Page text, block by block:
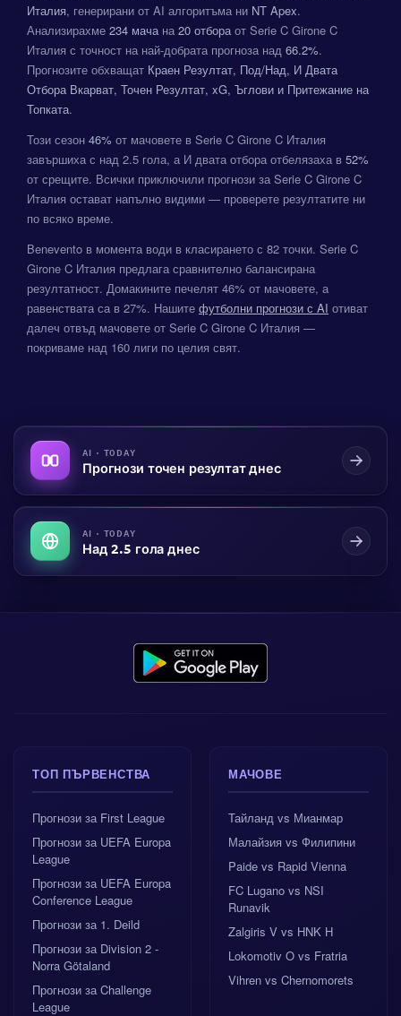
Италия, генерирани от AI алгоритъма ни NT Apex.
Анализирахме 234 мачана 20 отбораот Serie C Girone C
Италия с точност на най-добрата прогноза над 66.2%.
Прогнозите обхващат Краен Резултат, Под/Над, И Двата
Отбора Вкарват, Точен Резултат, xG, Ъглови и Притежание на
Топката.
Този сезон 46% от мачовете в Serie C Girone C Италия
завършиха с над 2.5 гола, а И двата отбора отбелязаха в 52%
от срещите. Всички приключили прогнози за Serie C Girone C
Италия остават напълно видими — проверете резултатите ни
по всяко време.
Benevento в момента води в класирането с 82 точки. Serie C
Girone C Италия предлага сравнително балансирана
резултатност. Домакините печелят 46% от мачовете, а
равенствата са в 27%. Нашите футболни прогнози с AI отиват
далеч отвъд мачовете от Serie C Girone C Италия —
покриваме над 160 лиги по целия свят.
AI · TODAY
Прогнози точен резултат днес
AI · TODAY
Над 2.5 гола днес
ТОП ПЪРВЕНСТВА
Прогнози за First League
Прогнози за UEFA Europa
League
Прогнози за UEFA Europa
Conference League
Прогнози за 1. Deild
Прогнози за Division 2 -
Norra Götaland
Прогнози за Challenge
League
МАЧОВЕ
Тайланд vs Мианмар
Малайзия vs Филипини
Paide vs Rapid Vienna
FC Lugano vs NSI
Runavik
Zalgiris V vs HNK H
Lokomotiv O vs Fratria
Vihren vs Chernomorets